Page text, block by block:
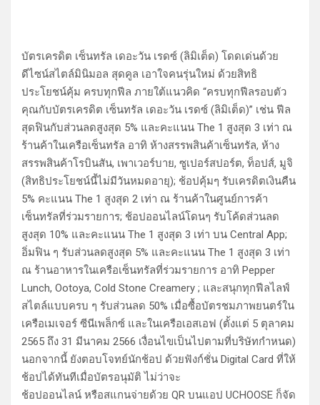
บัตรเครดิต เซ็นทรัล เดอะวัน เรดซ์ (ลิมิเต็ด) โดดเด่นด้วย
ดีไซน์สไตล์มินิมอล สุดคูล เอาใจคนรุ่นใหม่ ด้วยสิทธิ
ประโยชน์คุ้ม ครบทุกฟีล ภายใต้แนวคิด “ครบทุกฟีลรอบตัว
คุณกับบัตรเครดิต เซ็นทรัล เดอะวัน เรดซ์ (ลิมิเต็ด)” เช่น ฟีล
สุดฟินกับส่วนลดสูงสุด 5% และคะแนน The 1 สูงสุด 3 เท่า ณ
ร้านค้าในเครือเซ็นทรัล อาทิ ห้างสรรพสินค้าเซ็นทรัล, ห้าง
สรรพสินค้าโรบินสัน, เพาเวอร์บาย, ซูเปอร์สปอร์ต, ท็อปส์, มูจิ
(สิทธิประโยชน์นี้ไม่มีวันหมดอายุ); ช้อปคุ้มๆ รับเครดิตเงินคืน
5% คะแนน The 1 สูงสุด 2 เท่า ณ ร้านค้าในศูนย์การค้า
เซ็นทรัลที่ร่วมรายการ; ช้อปออนไลน์โดนๆ รับโค้ดส่วนลด
สูงสุด 10% และคะแนน The 1 สูงสุด 3 เท่า บน Central App;
อิ่มฟิน ๆ รับส่วนลดสูงสุด 5% และคะแนน The 1 สูงสุด 3 เท่า
ณ ร้านอาหารในเครือเซ็นทรัลที่ร่วมรายการ อาทิ Pepper
Lunch, Ootoya, Cold Stone Creamery ; และสนุกทุกฟีลไลฟ์
สไตล์แบบครบ ๆ รับส่วนลด 50% เมื่อซื้อบัตรชมภาพยนตร์ใน
เครือเมเจอร์ ซีนีเพล็กซ์ และในเครือเอสเอฟ (ตั้งแต่ 5 ตุลาคม
2565 ถึง 31 มีนาคม 2566 เงื่อนไขเป็นไปตามที่บริษัทกำหนด)
นอกจากนี้ ยังตอบโจทย์นักช้อป ด้วยฟังก์ชั่น Digital Card ที่ให้
ช้อปได้ทันทีเมื่อบัตรอนุมัติ ไม่ว่าจะ
ช้อปออนไลน์ หรือสแกนจ่ายด้วย QR บนแอป UCHOOSE ก็จัด